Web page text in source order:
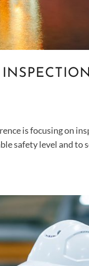
is focusing on
safety level and to